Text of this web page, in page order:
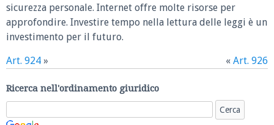
sicurezza personale. Internet offre molte risorse per
approfondire. Investire tempo nella lettura delle leggi è un
investimento per il futuro.
Art. 924 » « Art. 926
Ricerca nell'ordinamento giuridico